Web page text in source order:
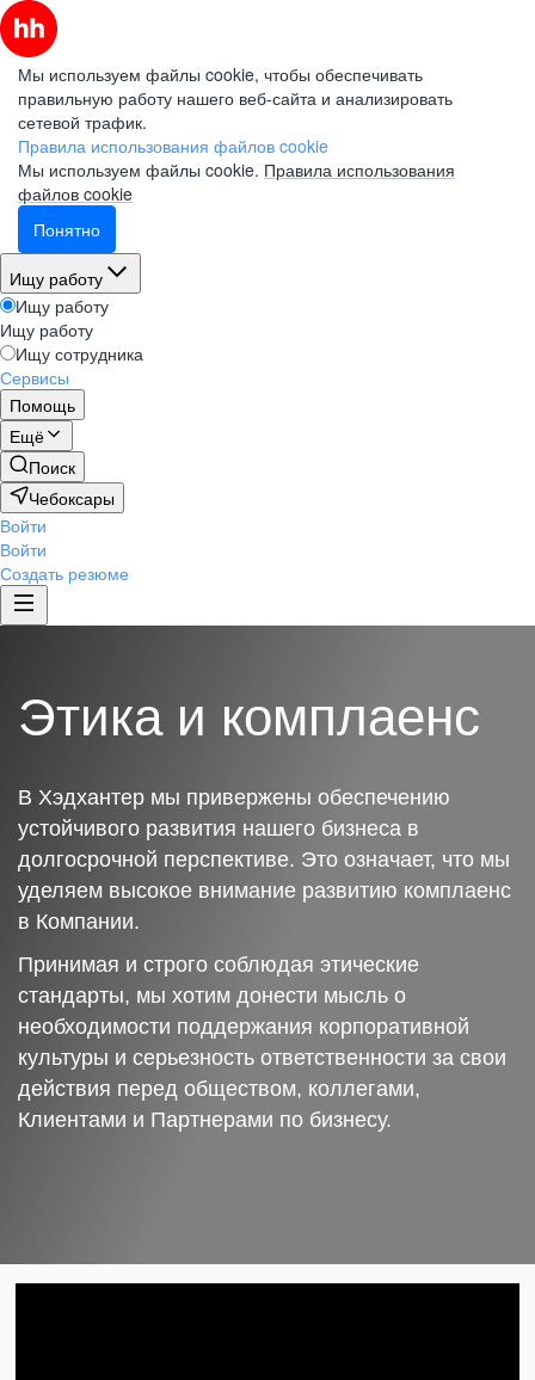
Мы используем файлы cookie, чтобы обеспечивать
правильную работу нашего веб-сайта и анализировать
сетевой трафик.
Правила использования файлов cookie
Мы используем файлы cookie. Правила использования
файлов cookie
Понятно
Ищу работу
Ищу работу
Ищу работу
Ищу сотрудника
Сервисы
Помощь
Ещё
Поиск
Чебоксары
Войти
Войти
Создать резюме
Этика и комплаенс
В Хэдхантер мы привержены обеспечению
устойчивого развития нашего бизнеса в
долгосрочной перспективе. Это означает, что мы
уделяем высокое внимание развитию комплаенс
в Компании.
Принимая и строго соблюдая этические
стандарты, мы хотим донести мысль о
необходимости поддержания корпоративной
культуры и серьезность ответственности за свои
действия перед обществом, коллегами,
Клиентами и Партнерами по бизнесу.